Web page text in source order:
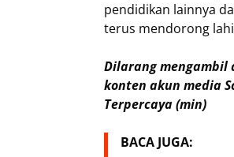
pendidikan lainnya
terus mendorong
Dilarang
konten akun media
Terpercaya (min)
BACA JUGA: